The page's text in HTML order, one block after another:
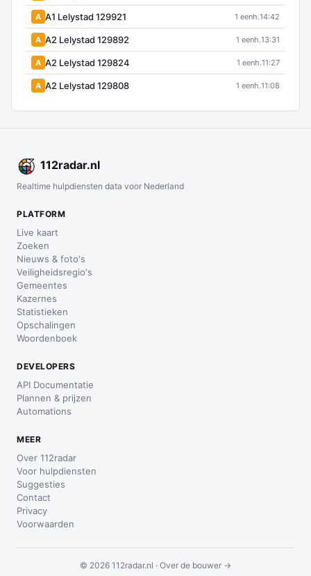
A A1 Lelystad 129921 1 eenh.14:42
A A2 Lelystad 129892 1 eenh.13:31
A A2 Lelystad 129824 1 eenh.11:27
A A2 Lelystad 129808 1 eenh.11:08
112radar.nl
Realtime hulpdiensten data voor Nederland
PLATFORM
Live kaart
Zoeken
Nieuws & foto's
Veiligheidsregio's
Gemeentes
Kazernes
Statistieken
Opschalingen
Woordenboek
DEVELOPERS
API Documentatie
Plannen & prijzen
Automations
MEER
Over 112radar
Voor hulpdiensten
Suggesties
Contact
Privacy
Voorwaarden
© 2026 112radar.nl · Over de bouwer →